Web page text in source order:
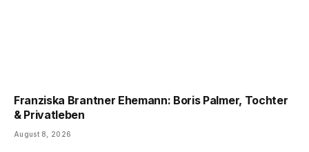
Franziska Brantner Ehemann: Boris Palmer, Tochter
& Privatleben
August 8, 2026